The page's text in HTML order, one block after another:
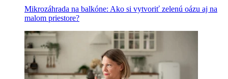
Mikrozáhrada na balkóne: Ako si vytvoriť zelenú oázu aj na
malom priestore?